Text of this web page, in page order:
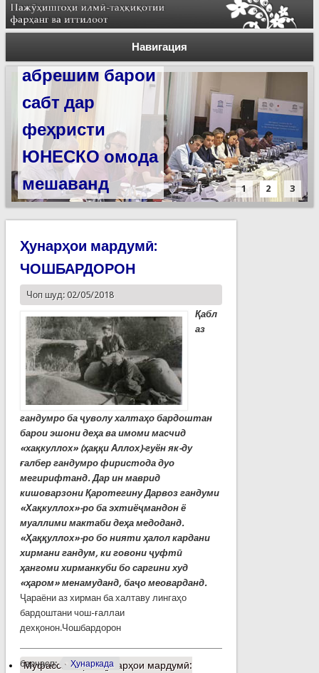
Навигация
Силсилаи
ёдгориҳои роҳи
абрешим барои
сабт дар
феҳристи
ЮНЕСКО омода
мешаванд
1 2 3
Ҳунарҳои мардумӣ:
ЧОШБАРДОРОН
Чоп шуд: 02/05/2018
Қабл
аз
гандумро ба ҷуволу халтаҳо бардоштан
барои эшони деҳа ва имоми масчид
«хақкуллох» (ҳаққи Аллох)-гуён як-ду
ғалбер гандумро фиристода дуо
мегирифтанд.Дар ин маврид
кишоварзони Қаротегину Дарвоз гандуми
«Хақкуллох»-ро ба эхтиёҷмандон ё
муаллими мактаби деҳа медоданд.
«Ҳаққуллох»-ро бо нияти ҳалол кардани
хирмани гандум, ки говони ҷуфтӣ
ҳангоми хирманкуби бо саргини худ
«ҳаром» менамуданд, баҷо меоварданд.
Ҷараёни аз хирман ба халтаву лингаҳо
бардоштани чош-ғаллаи
дехқонон.Чошбардорон
барчасп: Ҳунаркада
Муфассалтаро Ҳунарҳои мардумӣ: